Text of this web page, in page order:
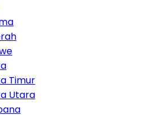
Timur
Utara